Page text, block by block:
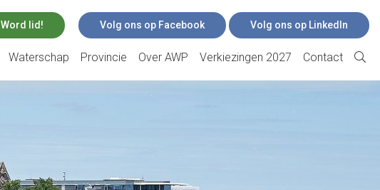
Word lid! Volg ons op Facebook Volg ons op LinkedIn
Waterschap Provincie Over AWP Verkiezingen 2027 Contact